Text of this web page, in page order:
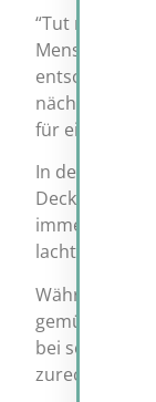
“Tut mir Leid,
Menschen
entschuldigte
nächstes
für eine Pause
In dem
Decke und
immer
lachte er.
Während
gemütlich
bei sovielen
zurecht finden